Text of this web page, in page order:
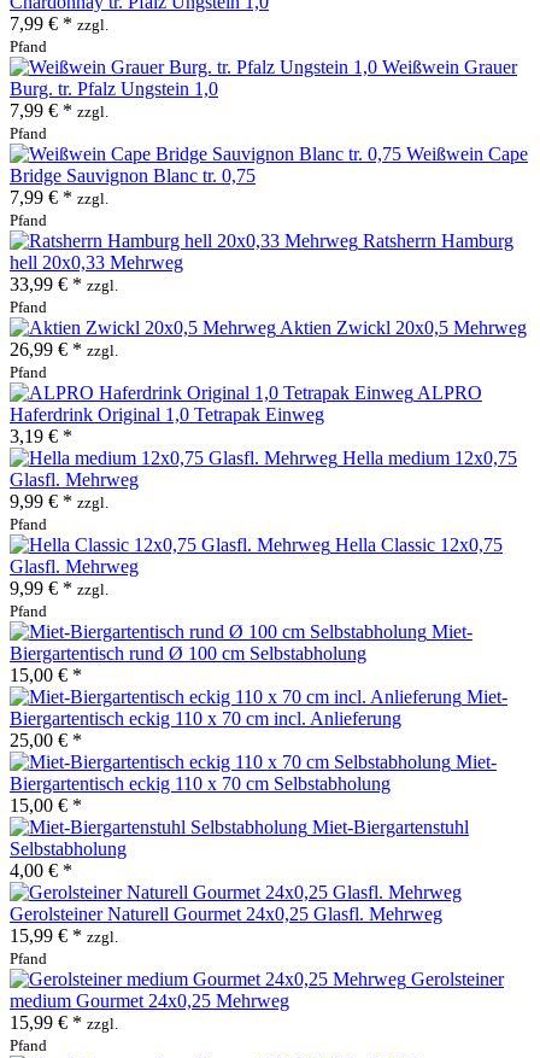
7,99 € * zzgl.
Pfand
Weißwein Grauer
Burg. tr. Pfalz Ungstein 1,0
7,99 € * zzgl.
Pfand
Weißwein Cape
Bridge Sauvignon Blanc tr. 0,75
7,99 € * zzgl.
Pfand
Ratsherrn Hamburg
hell 20x0,33 Mehrweg
33,99 € * zzgl.
Pfand
Aktien Zwickl 20x0,5 Mehrweg
26,99 € * zzgl.
Pfand
ALPRO
Haferdrink Original 1,0 Tetrapak Einweg
3,19 € *
Hella medium 12x0,75
Glasfl. Mehrweg
9,99 € * zzgl.
Pfand
Hella Classic 12x0,75
Glasfl. Mehrweg
9,99 € * zzgl.
Pfand
Miet-
Biergartentisch rund Ø 100 cm Selbstabholung
15,00 € *
Miet-
Biergartentisch eckig 110 x 70 cm incl. Anlieferung
25,00 € *
Miet-
Biergartentisch eckig 110 x 70 cm Selbstabholung
15,00 € *
Miet-Biergartenstuhl
Selbstabholung
4,00 € *
Gerolsteiner Naturell Gourmet 24x0,25 Glasfl. Mehrweg
15,99 € * zzgl.
Pfand
Gerolsteiner
medium Gourmet 24x0,25 Mehrweg
15,99 € * zzgl.
Pfand